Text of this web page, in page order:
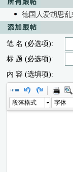
德国人爱胡思
笔 名 (必选项):
标 题 (必选项):
内 容 (选填项):
段落格式 字体